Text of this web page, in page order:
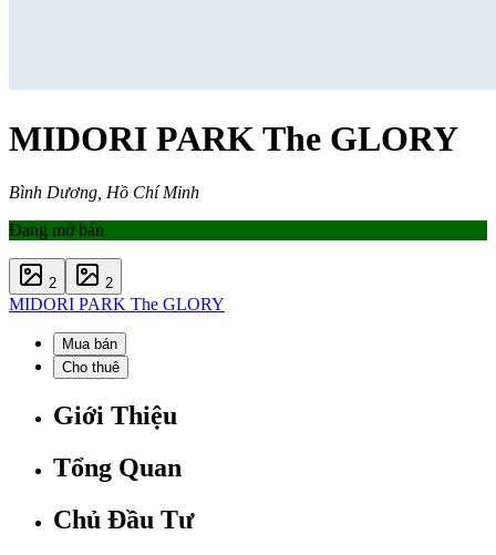
MIDORI PARK The GLORY
Bình Dương, Hồ Chí Minh
Đang mở bán
2 2
MIDORI PARK The GLORY
Mua bán
Cho thuê
Giới Thiệu
Tổng Quan
Chủ Đầu Tư